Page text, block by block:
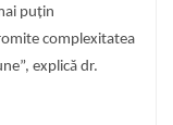
puțin
complexitatea
explică dr.